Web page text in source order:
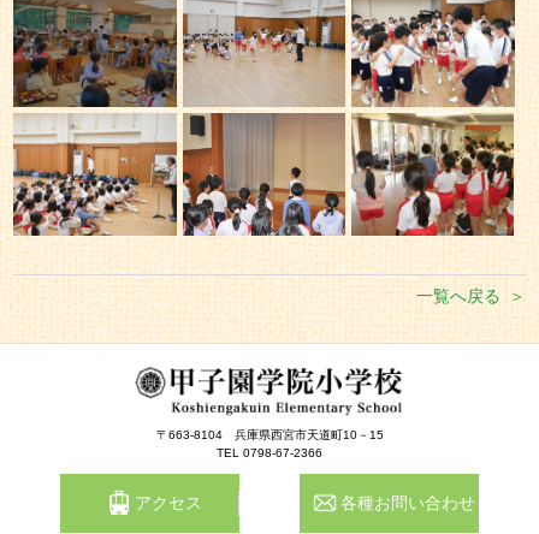
一覧へ戻る
アクセス 各種お問い合わせ
〒663-8104 兵庫県西宮市天道町10－15
TEL 0798-67-2366